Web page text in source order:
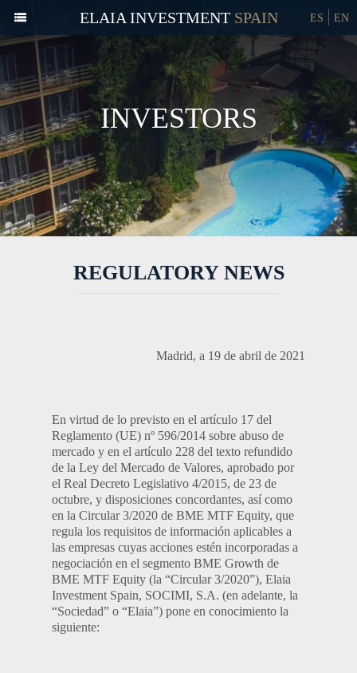
ELAIA INVESTMENT ES EN
INVESTORS
REGULATORY NEWS
Madrid, a 19 de abril de 2021
En virtud de lo previsto en el artículo 17 del
Reglamento (UE) nº 596/2014 sobre abuso de
mercado y en el artículo 228 del texto refundido
de la Ley del Mercado de Valores, aprobado por
el Real Decreto Legislativo 4/2015, de 23 de
octubre, y disposiciones concordantes, así como
en la Circular 3/2020 de BME MTF Equity, que
regula los requisitos de información aplicables a
las empresas cuyas acciones estén incorporadas a
negociación en el segmento BME Growth de
BME MTF Equity (la “Circular 3/2020”), Elaia
Investment Spain, SOCIMI, S.A. (en adelante, la
“Sociedad” o “Elaia”) pone en conocimiento la
siguiente: